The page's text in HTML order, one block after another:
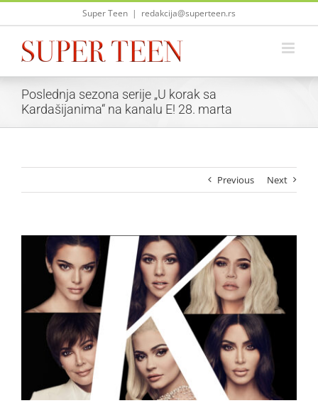
Skip
Super Teen | redakcija@superteen.rs
Poslednja sezona serije „U korak sa
Kardašijanima“ na kanalu E! 28. marta
Previous Next
Larger
Image